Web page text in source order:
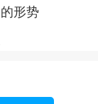
形势